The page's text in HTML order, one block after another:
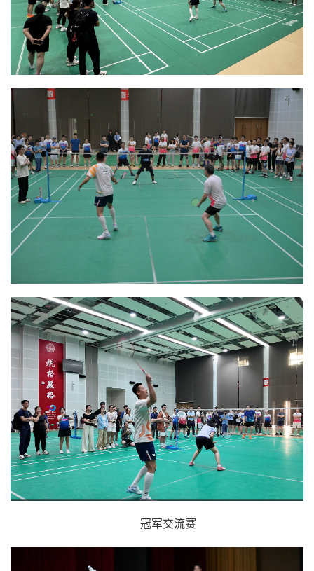
冠军交流赛